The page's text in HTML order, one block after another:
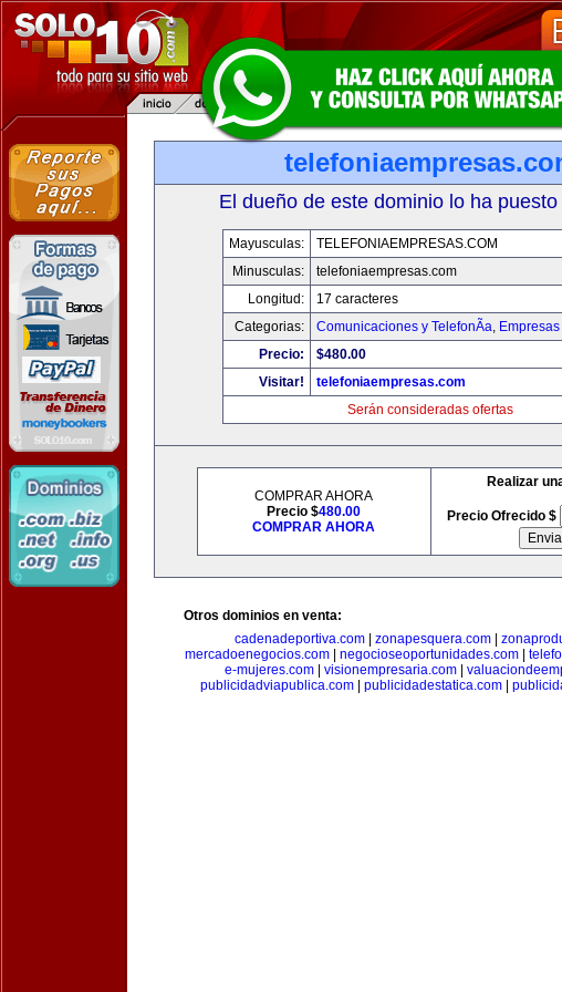
El dueño de este dominio lo ha
Mayusculas:
TELEFONIAEMPRESAS.COM
Minusculas:
telefoniaempresas.com
Longitud:
17 caracteres
Categorias:
Comunicaciones y TelefonÃ­a,
Precio:
$480.00
Visitar!
telefoniaempresas.com
Serán consideradas ofertas
COMPRAR AHORA
Precio $480.00
COMPRAR AHORA
Realizar
Precio Ofrecido $
Otros dominios en venta:
cadenadeportiva.com
zonapesquera.com
mercadoenegocios.com
negocioseoportunidades.com
e-mujeres.com
visionempresaria.com
publicidadviapublica.com
publicidadestatica.com